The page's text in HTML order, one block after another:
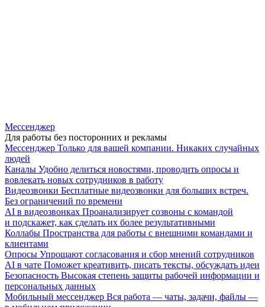
Мессенджер
Для работы без посторонних и рекламы
Мессенджер Только для вашей компании. Никаких случайных
людей
Каналы Удобно делиться новостями, проводить опросы и
вовлекать новых сотрудников в работу
Видеозвонки Бесплатные видеозвонки для больших встреч.
Без ограничений по времени
AI в видеозвонках Проанализирует созвоны с командой
и подскажет, как сделать их более результативными
Коллабы Пространства для работы с внешними командами и
клиентами
Опросы Упрощают согласования и сбор мнений сотрудников
AI в чате Поможет креативить, писать тексты, обсуждать идеи
Безопасность Высокая степень защиты рабочей информации и
персональных данных
Мобильный мессенджер Вся работа — чаты, задачи, файлы —